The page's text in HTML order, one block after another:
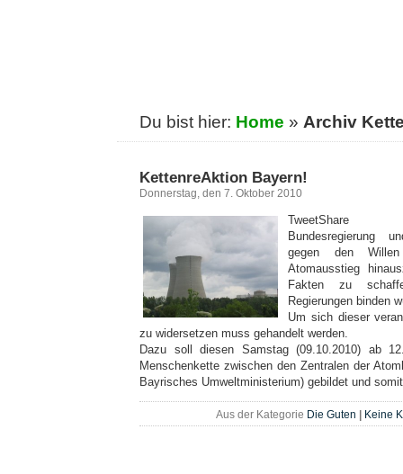
Du bist hier: Home » Archiv
KettenreAktion Bayern!
Donnerstag, den 7. Oktober 2010
TweetShare
Bundesregierung
gegen den
Atomausstieg
Fakten zu
Regierungen binden
Um sich dieser
zu widersetzen muss gehandelt werden.
Dazu soll diesen Samstag (09.10.2010) ab
Menschenkette zwischen den Zentralen der
Bayrisches Umweltministerium) gebildet und
Aus der Kategorie Die Guten Keine